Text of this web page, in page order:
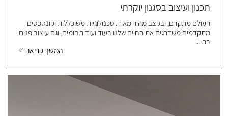
תכנון ועיצוב בסגנון יוקרתי
העולם מתקדם, ובקצב מהיר מאוד. טכנולוגיות משוכללות וקונספטים
מתקדמים משדרגים את החיים שלנו בעוד ועוד תחומים, וגם עיצוב פנים
בתי...
המשך קריאה